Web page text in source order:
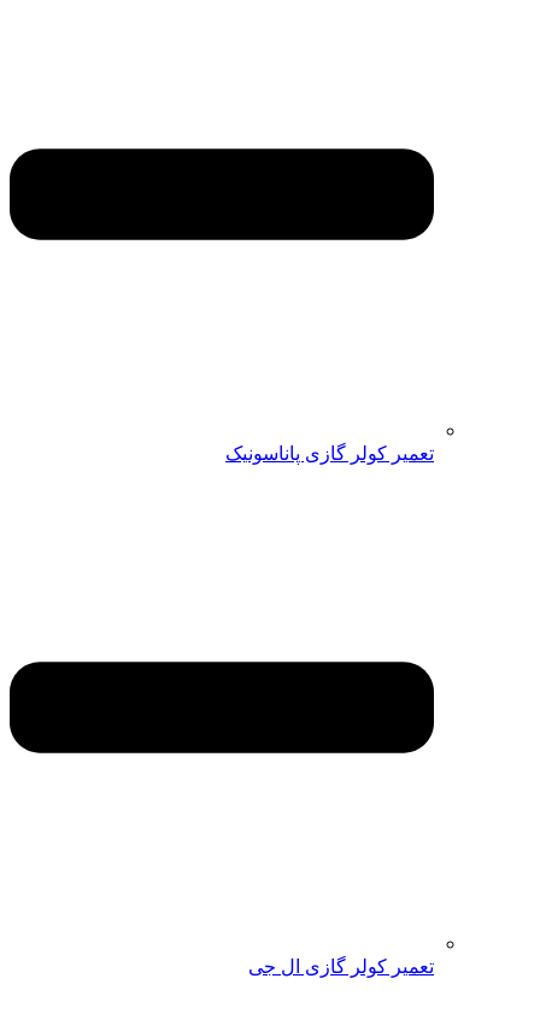
تعمیر کولر گازی پاناسونیک
تعمیر کولر گازی ال جی